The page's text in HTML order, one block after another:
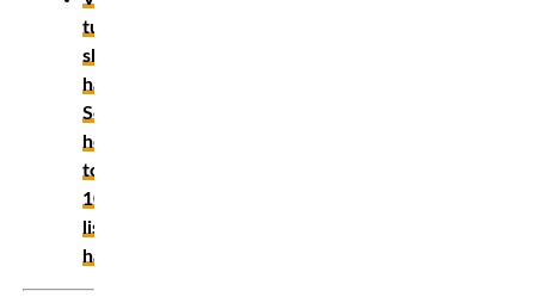
tungviktsboxare
slog
hårdast?
Se
hela
topp
10-
listan
här!